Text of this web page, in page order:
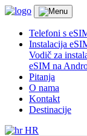
Telefoni s
Instalacija
Vodič za
eSIM na
Pitanja
O nama
Kontakt
Destinacije
HR